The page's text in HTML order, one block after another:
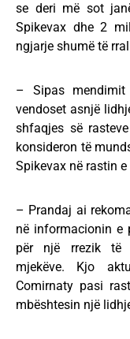
se deri më sot
Spikevax dhe 2
ngjarje shumë të
– Sipas
vendoset asnjë
shfaqjes së
konsideron të
Spikevax në rastin
– Prandaj ai
në informacionin e
për një rrezik të
mjekëve. Kjo
Comirnaty pasi
mbështesin një